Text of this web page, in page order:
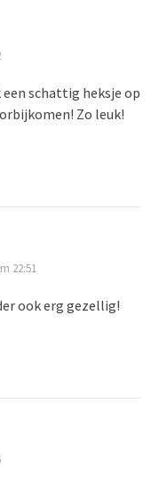
een schattig heksje op
Zo leuk!
22:51
ook erg gezellig!